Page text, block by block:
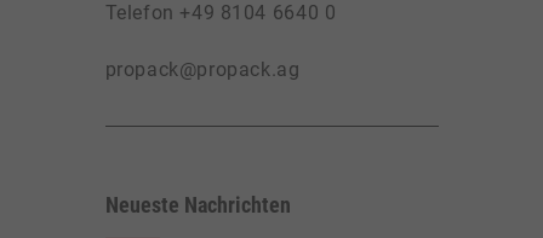
Telefon +49 8104 6640 0
propack@propack.ag
Neueste Nachrichten